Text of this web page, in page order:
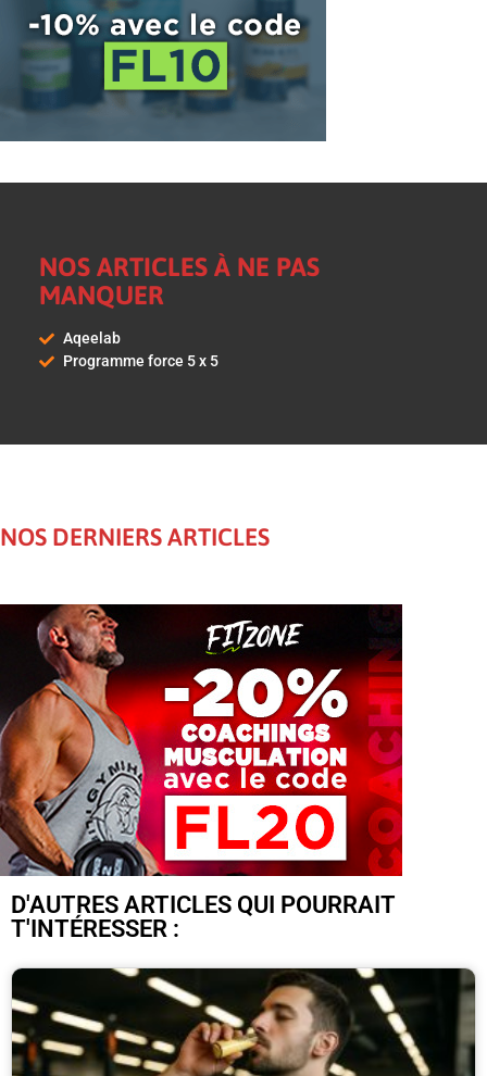
NOS ARTICLES À NE PAS
MANQUER
Aqeelab
Programme force 5 x 5
NOS DERNIERS ARTICLES
D'AUTRES ARTICLES QUI POURRAIT
T'INTÉRESSER :